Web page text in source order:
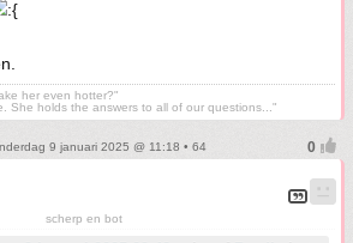
her even hotter?"
She holds the answers to all of our questions..."
9 januari 2025 @ 11:18 • 64
scherp en bot